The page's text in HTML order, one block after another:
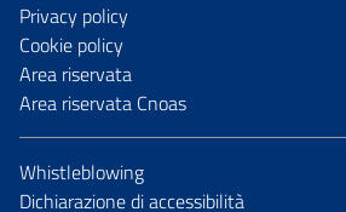
Privacy policy
Cookie policy
Area riservata
Area riservata Cnoas
Whistleblowing
Dichiarazione di accessibilità